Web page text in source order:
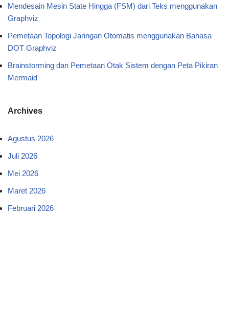
Mendesain Mesin State Hingga (FSM) dari Teks menggunakan
Graphviz
Pemetaan Topologi Jaringan Otomatis menggunakan Bahasa
DOT Graphviz
Brainstorming dan Pemetaan Otak Sistem dengan Peta Pikiran
Mermaid
Archives
Agustus 2026
Juli 2026
Mei 2026
Maret 2026
Februari 2026